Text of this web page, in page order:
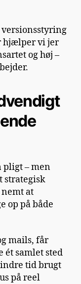
hjælper vi jer
og høj –
pligt – men
strategisk
at
op på både
mails, får
ét samlet sted
tid brugt
på reel